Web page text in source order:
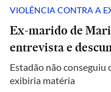
VIOLÊNCIA CONTRA A
Ex-marido de
entrevista e
Estadão não conseguiu
exibiria matéria